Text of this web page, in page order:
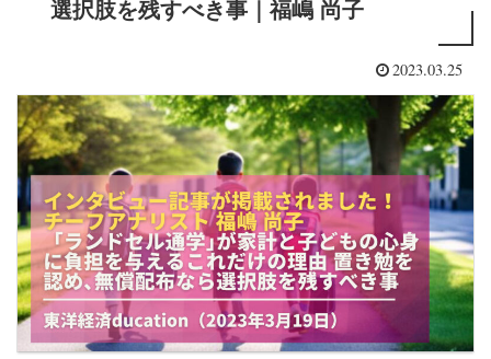
選択肢を残すべき事｜福嶋 尚子
2023.03.25